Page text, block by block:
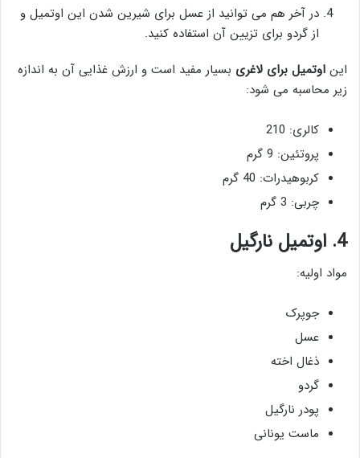
در آخر هم می توانید از عسل برای شیرین شدن این اوتمیل و
از گردو برای تزیین آن استفاده کنید.
این اوتمیل برای لاغری بسیار مفید است و ارزش غذایی آن به اندازه
زیر محاسبه می شود:
کالری: 210
پروتئین: 9 گرم
کربوهیدرات: 40 گرم
چربی: 3 گرم
4. اوتمیل نارگیل
مواد اولیه:
جوپرک
عسل
ذغال اخته
گردو
پودر نارگیل
ماست یونانی